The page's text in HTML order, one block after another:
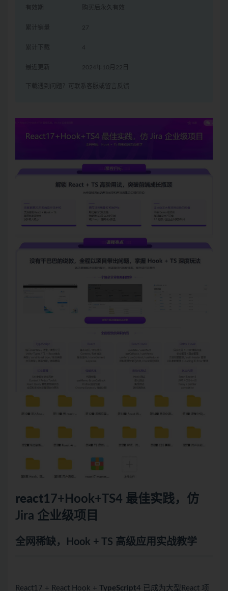
有效期 购买后永久有效
累计销量 27
累计下载 4
最近更新 2024年10月22日
下载遇到问题？可联系客服或留言反馈
react17+Hook+TS4 最佳实践，仿
Jira 企业级项目
全网稀缺，Hook + TS 高级应用实战教学
React17 + React Hook + TypeScript4 已成为大型React 项